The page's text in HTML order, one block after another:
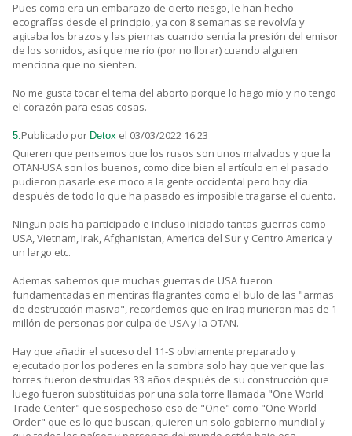
Pues como era un embarazo de cierto riesgo, le han hecho
ecografías desde el principio, ya con 8 semanas se revolvía y
agitaba los brazos y las piernas cuando sentía la presión del emisor
de los sonidos, así que me río (por no llorar) cuando alguien
menciona que no sienten.
No me gusta tocar el tema del aborto porque lo hago mío y no tengo
el corazón para esas cosas.
5.Publicado por Detox el 03/03/2022 16:23
Quieren que pensemos que los rusos son unos malvados y que la
OTAN-USA son los buenos, como dice bien el artículo en el pasado
pudieron pasarle ese moco a la gente occidental pero hoy día
después de todo lo que ha pasado es imposible tragarse el cuento.
Ningun pais ha participado e incluso iniciado tantas guerras como
USA, Vietnam, Irak, Afghanistan, America del Sur y Centro America y
un largo etc.
Ademas sabemos que muchas guerras de USA fueron
fundamentadas en mentiras flagrantes como el bulo de las "armas
de destrucción masiva", recordemos que en Iraq murieron mas de 1
millón de personas por culpa de USA y la OTAN.
Hay que añadir el suceso del 11-S obviamente preparado y
ejecutado por los poderes en la sombra solo hay que ver que las
torres fueron destruidas 33 años después de su construcción que
luego fueron substituidas por una sola torre llamada "One World
Trade Center" que sospechoso eso de "One" como "One World
Order" que es lo que buscan, quieren un solo gobierno mundial y